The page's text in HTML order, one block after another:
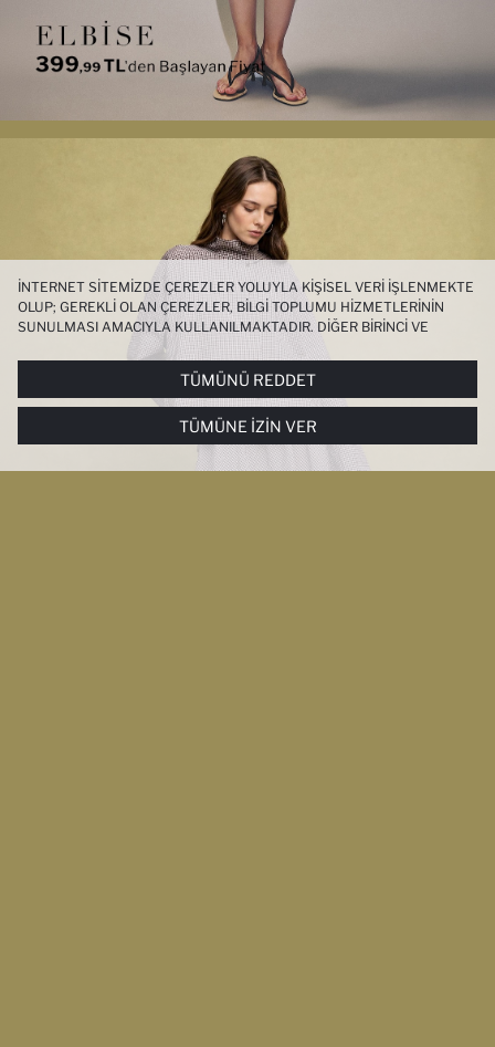
İNTERNET SITEMIZDE ÇEREZLER YOLUYLA KIŞISEL VERI IŞLENMEKTE
OLUP; GEREKLI OLAN ÇEREZLER, BILGI TOPLUMU HIZMETLERININ
SUNULMASI AMACIYLA KULLANILMAKTADIR. DIĞER BIRINCI VE
ÜÇÜNCÜ TARAF ÇEREZLER ISE SIZE DAHA IYI BIR ALIŞVERIŞ
DENEYIMI SUNULABILMESI, SITEMIZIN DAHA IŞLEVSEL KILINMASI VE
KIŞISELLEŞTIRMESI VE AÇIK RIZA VERMENIZ HALINDE, SIZLERE
YÖNELIK PAZARLAMA FAALIYETLERININ YAPILMASI AMAÇLARIYLA
SINIRLI OLARAK KULLANILACAKTIR. ÇEREZLERE DAIR TERCIHLERINIZI
ÇEREZ TERCIHLERIPANELI ARACILIĞIYLA HER ZAMAN YÖNETEBILIR,
ÇEREZLERLE ILGILI DAHA DETAYLI BILGIYE ÇEREZ AYDINLATMA
TÜMÜNÜ REDDET
TÜMÜNE İZIN VER